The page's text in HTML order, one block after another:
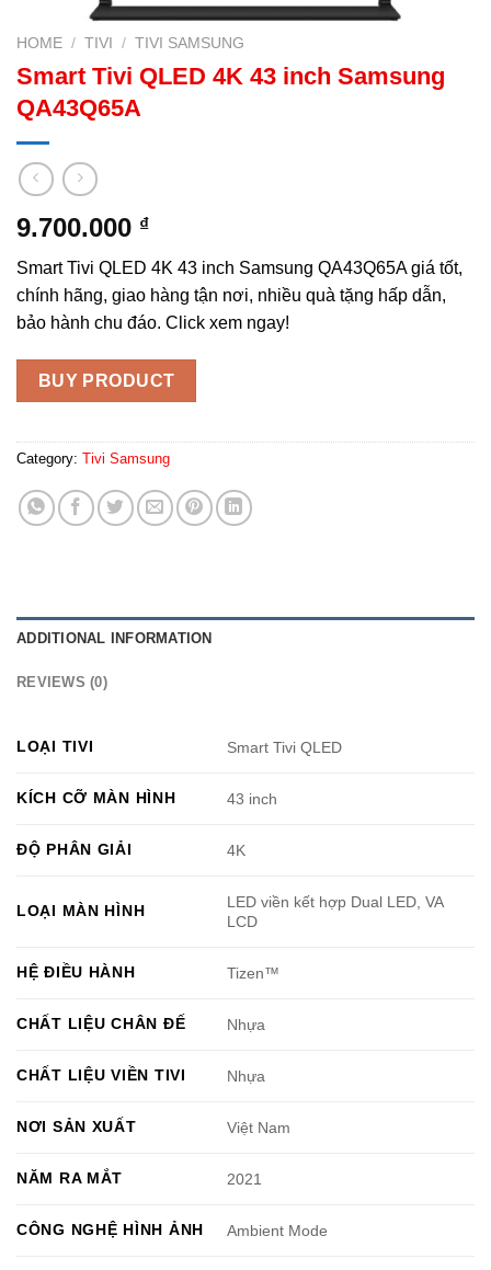
HOME / TIVI / TIVI SAMSUNG
Smart Tivi QLED 4K 43 inch Samsung
QA43Q65A
9.700.000 ₫
Smart Tivi QLED 4K 43 inch Samsung QA43Q65A giá tốt,
chính hãng, giao hàng tận nơi, nhiều quà tặng hấp dẫn,
bảo hành chu đáo. Click xem ngay!
BUY PRODUCT
Category: Tivi Samsung
ADDITIONAL INFORMATION
REVIEWS (0)
LOẠI TIVI Smart Tivi QLED
KÍCH CỠ MÀN HÌNH 43 inch
ĐỘ PHÂN GIẢI 4K
LOẠI MÀN HÌNH
LED viền kết hợp Dual LED, VA
LCD
HỆ ĐIỀU HÀNH Tizen™
CHẤT LIỆU CHÂN ĐẾ Nhựa
CHẤT LIỆU VIỀN TIVI Nhựa
NƠI SẢN XUẤT Việt Nam
NĂM RA MẮT 2021
CÔNG NGHỆ HÌNH ẢNH Ambient Mode